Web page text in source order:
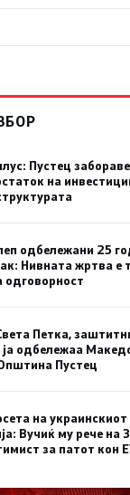
Пустец
на
одбележани 25
Нивната жртва е
одговорност
Петка,
ја одбележаа
Пустец
на
Вучиќ му рече на
за патот кон